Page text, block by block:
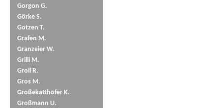
Gorgon G.
Görke S.
Gotzen T.
Grafen M.
Granzeier W.
Grilli M.
Groll R.
Gros M.
Großekatthöfer K.
Großmann U.